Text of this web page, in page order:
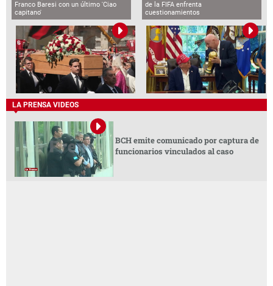
Franco Baresi con un último 'Ciao
capitano'
de la FIFA enfrenta
cuestionamientos
LA PRENSA VIDEOS
BCH emite comunicado por captura de
funcionarios vinculados al caso